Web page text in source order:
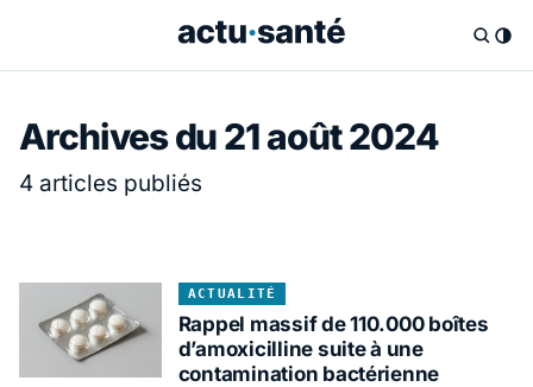
Archives du 21 août 2024
4 articles publiés
ACTUALITÉ
Rappel massif de 110.000 boîtes
d’amoxicilline suite à une
contamination bactérienne